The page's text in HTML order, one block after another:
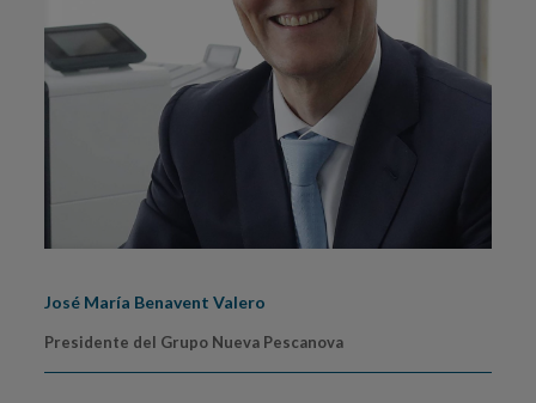
José María Benavent Valero
Presidente del Grupo Nueva Pescanova